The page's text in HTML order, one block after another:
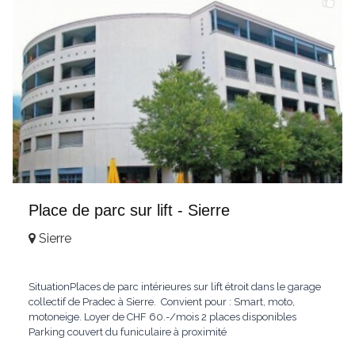
Place de parc sur lift - Sierre
Sierre
SituationPlaces de parc intérieures sur lift étroit dans le garage
collectif de Pradec à Sierre. Convient pour : Smart, moto,
motoneige. Loyer de CHF 60.-/mois 2 places disponibles
Parking couvert du funiculaire à proximité